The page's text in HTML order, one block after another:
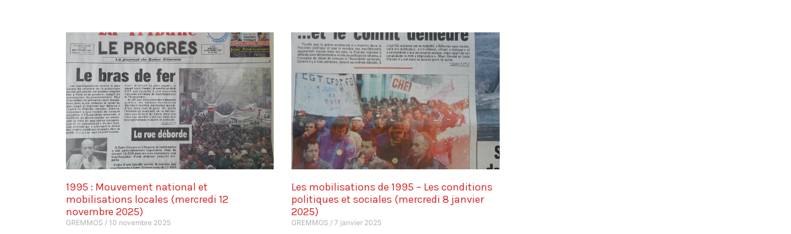
1995 : Mouvement national et
mobilisations locales (mercredi 12
novembre 2025)
GREMMOS 10 novembre 2025
Les mobilisations de 1995 – Les conditions
politiques et sociales (mercredi 8 janvier
2025)
GREMMOS 7 janvier 2025